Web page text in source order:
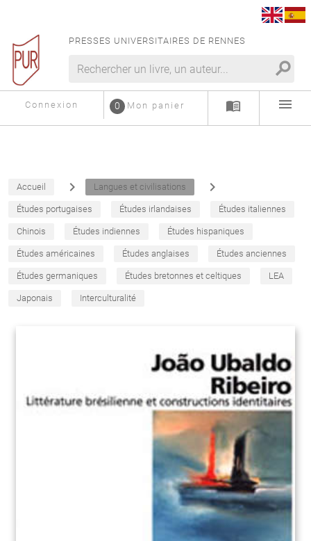
PRESSES UNIVERSITAIRES DE RENNES
search
Connexion Mon panier
0 menu_book menu
Accueil navigate_next Langues et civilisations navigate_next
Études portugaises Études irlandaises Études italiennes
Chinois Études indiennes Études hispaniques
Études américaines Études anglaises Études anciennes
Études germaniques Études bretonnes et celtiques LEA
Japonais Interculturalité